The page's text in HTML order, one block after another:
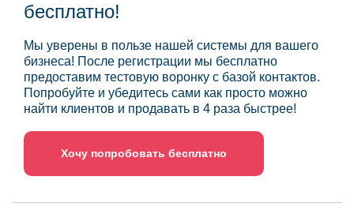
бесплатно!
Мы уверены в пользе нашей системы для вашего
бизнеса! После регистрации мы бесплатно
предоставим тестовую воронку с базой контактов.
Попробуйте и убедитесь сами как просто можно
найти клиентов и продавать в 4 раза быстрее!
Хочу попробовать бесплатно